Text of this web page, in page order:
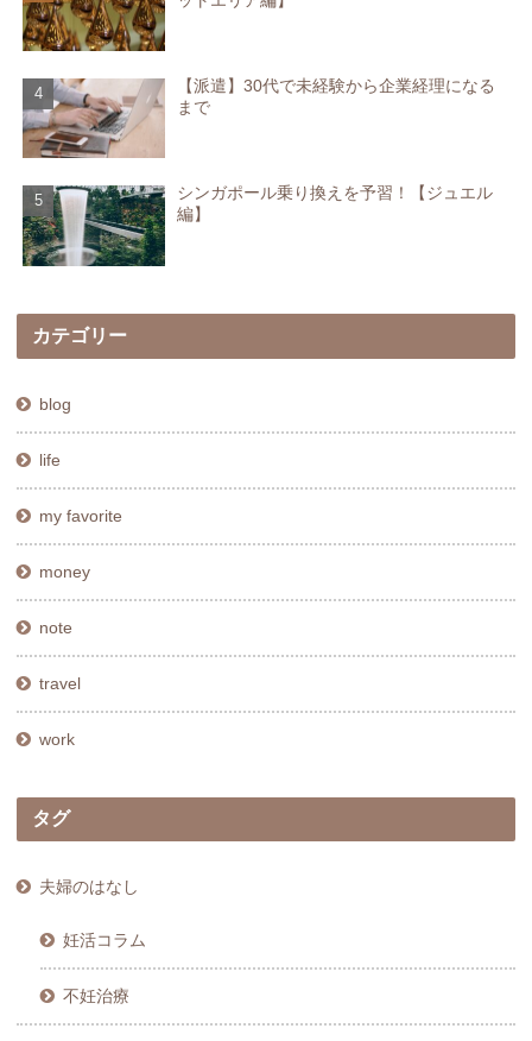
【派遣】30代で未経験から企業経理になる
まで
シンガポール乗り換えを予習！【ジュエル
編】
カテゴリー
blog
life
my favorite
money
note
travel
work
タグ
夫婦のはなし
妊活コラム
不妊治療